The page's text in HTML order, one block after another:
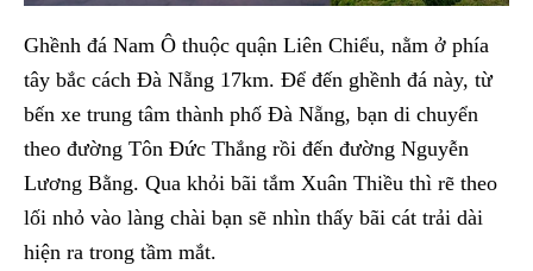
Ghềnh đá Nam Ô thuộc quận Liên Chiểu, nằm ở phía
tây bắc cách Đà Nẵng 17km. Để đến ghềnh đá này, từ
bến xe trung tâm thành phố Đà Nẵng, bạn di chuyển
theo đường Tôn Đức Thắng rồi đến đường Nguyễn
Lương Bằng. Qua khỏi bãi tắm Xuân Thiều thì rẽ theo
lối nhỏ vào làng chài bạn sẽ nhìn thấy bãi cát trải dài
hiện ra trong tầm mắt.